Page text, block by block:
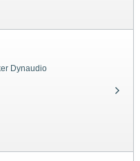
Dynaudio